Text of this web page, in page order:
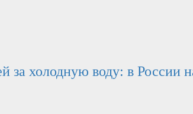
за холодную воду: в России